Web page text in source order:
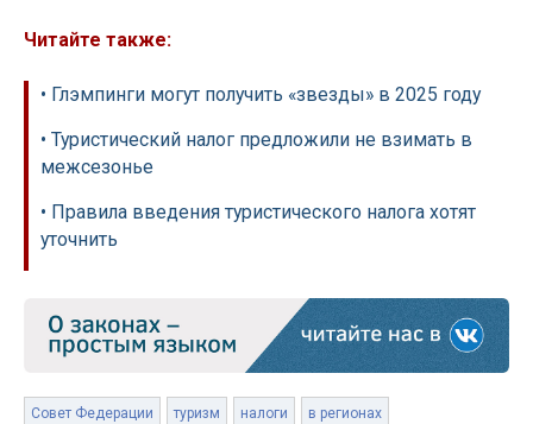
Читайте также:
• Глэмпинги могут получить «звезды» в 2025 году
• Туристический налог предложили не взимать в
межсезонье
• Правила введения туристического налога хотят
уточнить
Совет Федерации туризм налоги в регионах